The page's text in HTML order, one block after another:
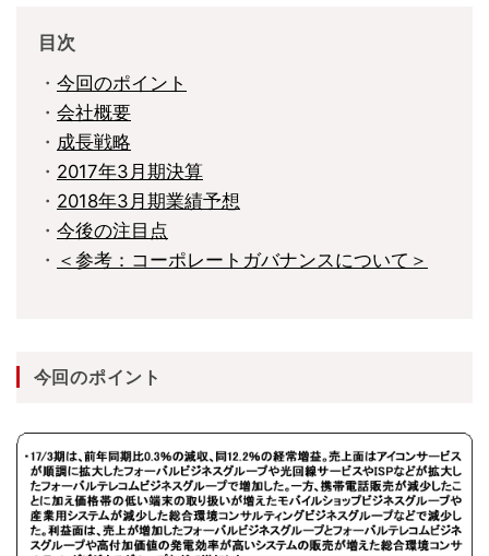
目次
・ 今回のポイント
・ 会社概要
・ 成長戦略
・ 2017年3月期決算
・ 2018年3月期業績予想
・ 今後の注目点
・ ＜参考：コーポレートガバナンスについて＞
今回のポイント